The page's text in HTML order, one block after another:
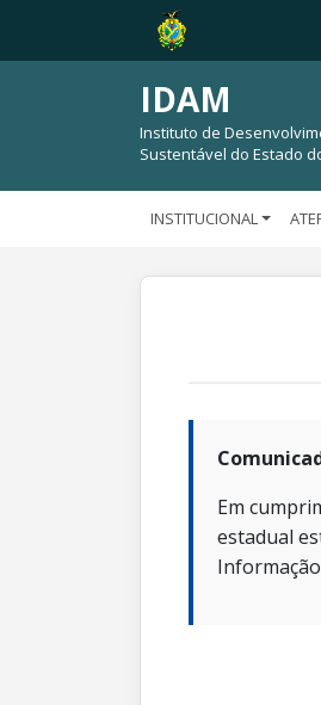
IDAM
Instituto de
Sustentável do Estado
INSTITUCIONAL
Em
estadual